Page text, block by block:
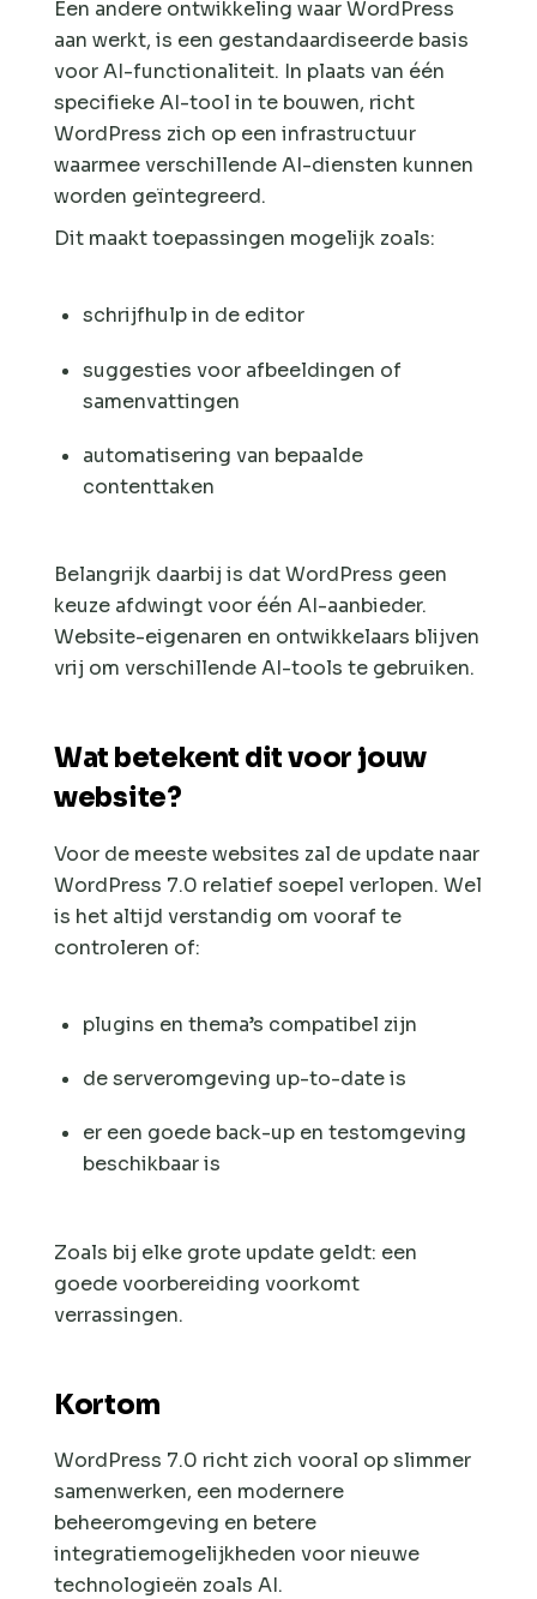
Een andere ontwikkeling waar WordPress
aan werkt, is een gestandaardiseerde basis
voor AI-functionaliteit. In plaats van één
specifieke AI-tool in te bouwen, richt
WordPress zich op een infrastructuur
waarmee verschillende AI-diensten kunnen
worden geïntegreerd.
Dit maakt toepassingen mogelijk zoals:
schrijfhulp in de editor
suggesties voor afbeeldingen of
samenvattingen
automatisering van bepaalde
contenttaken
Belangrijk daarbij is dat WordPress geen
keuze afdwingt voor één AI-aanbieder.
Website-eigenaren en ontwikkelaars blijven
vrij om verschillende AI-tools te gebruiken.
Wat betekent dit voor jouw
website?
Voor de meeste websites zal de update naar
WordPress 7.0 relatief soepel verlopen. Wel
is het altijd verstandig om vooraf te
controleren of:
plugins en thema’s compatibel zijn
de serveromgeving up-to-date is
er een goede back-up en testomgeving
beschikbaar is
Zoals bij elke grote update geldt: een
goede voorbereiding voorkomt
verrassingen.
Kortom
WordPress 7.0 richt zich vooral op slimmer
samenwerken, een modernere
beheeromgeving en betere
integratiemogelijkheden voor nieuwe
technologieën zoals AI.